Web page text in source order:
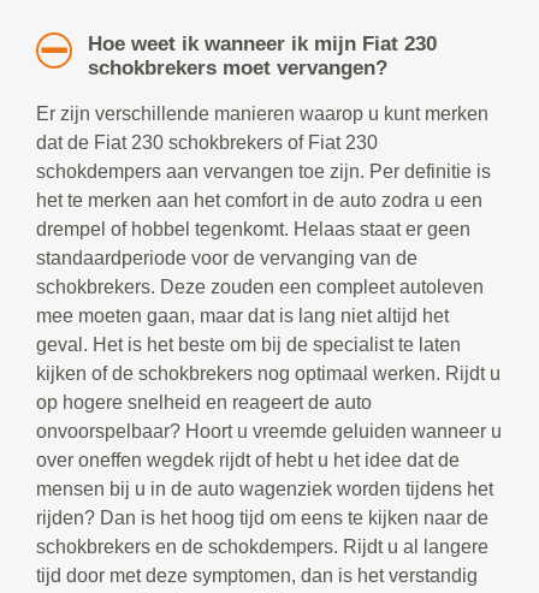
Hoe weet ik wanneer ik mijn Fiat 230
schokbrekers moet vervangen?
Er zijn verschillende manieren waarop u kunt merken
dat de Fiat 230 schokbrekers of Fiat 230
schokdempers aan vervangen toe zijn. Per definitie is
het te merken aan het comfort in de auto zodra u een
drempel of hobbel tegenkomt. Helaas staat er geen
standaardperiode voor de vervanging van de
schokbrekers. Deze zouden een compleet autoleven
mee moeten gaan, maar dat is lang niet altijd het
geval. Het is het beste om bij de specialist te laten
kijken of de schokbrekers nog optimaal werken. Rijdt u
op hogere snelheid en reageert de auto
onvoorspelbaar? Hoort u vreemde geluiden wanneer u
over oneffen wegdek rijdt of hebt u het idee dat de
mensen bij u in de auto wagenziek worden tijdens het
rijden? Dan is het hoog tijd om eens te kijken naar de
schokbrekers en de schokdempers. Rijdt u al langere
tijd door met deze symptomen, dan is het verstandig